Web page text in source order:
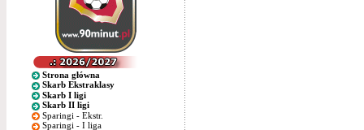
Strona główna
Skarb Ekstraklasy
Skarb I ligi
Skarb II ligi
Sparingi - Ekstr.
Sparingi - I liga